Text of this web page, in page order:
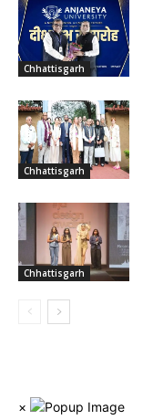
Chhattisgarh
Chhattisgarh
Chhattisgarh
×